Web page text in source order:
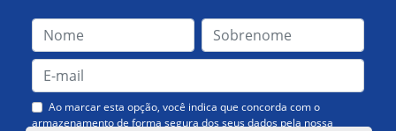
Ao marcar esta opção, você indica que concorda com o
armazenamento de forma segura dos seus dados pela nossa